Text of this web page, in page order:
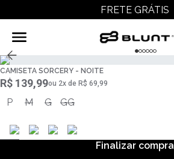
FRETE GRÁTIS
CAMISETA SORCERY - NOITE
R$ 139,99ou 2x de R$ 69,99
P M G GG
Finalizar compra